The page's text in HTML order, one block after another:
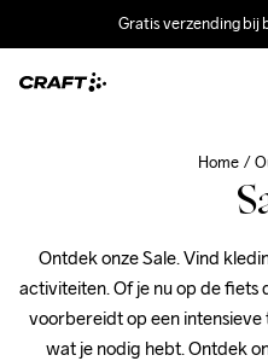
Gratis verzending bij
Home
Ontdek onze Sale. Vind
activiteiten. Of je nu op de
voorbereidt op een intensieve
wat je nodig hebt. Ontdek